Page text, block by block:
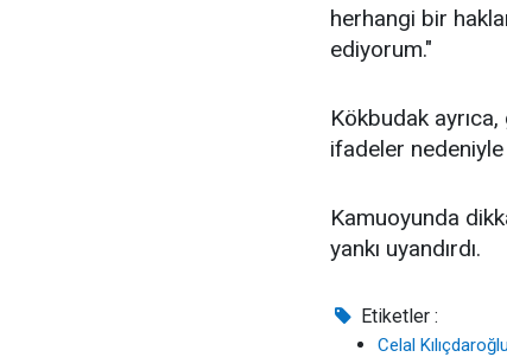
herhangi bir
ediyorum."
Kökbudak
ifadeler
Kamuoyunda
yankı uyandırdı.
Etiketler :
Celal Kılıçdaroğlu